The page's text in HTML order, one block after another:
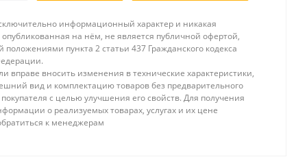
информационный характер и никакая
на нём, не является публичной офертой,
положениями пункта 2 статьи 437 Гражданского кодекса
вправе вносить изменения в технические характеристики,
вид и комплектацию товаров без предварительного
с целью улучшения его свойств. Для получения
о реализуемых товарах, услугах и их цене
к менеджерам